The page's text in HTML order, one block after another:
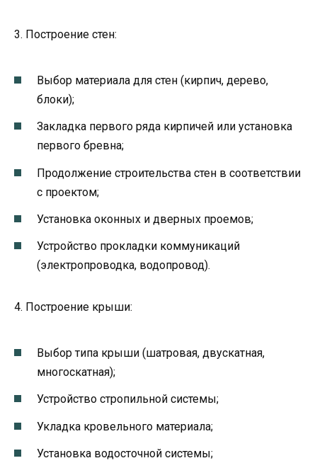
3. Построение стен:
Выбор материала для стен (кирпич, дерево,
блоки);
Закладка первого ряда кирпичей или установка
первого бревна;
Продолжение строительства стен в соответствии
с проектом;
Установка оконных и дверных проемов;
Устройство прокладки коммуникаций
(электропроводка, водопровод).
4. Построение крыши:
Выбор типа крыши (шатровая, двускатная,
многоскатная);
Устройство стропильной системы;
Укладка кровельного материала;
Установка водосточной системы;